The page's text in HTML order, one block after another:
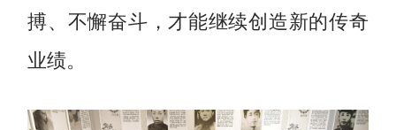
搏、不懈奋斗，才能继续创造新的传奇
业绩。